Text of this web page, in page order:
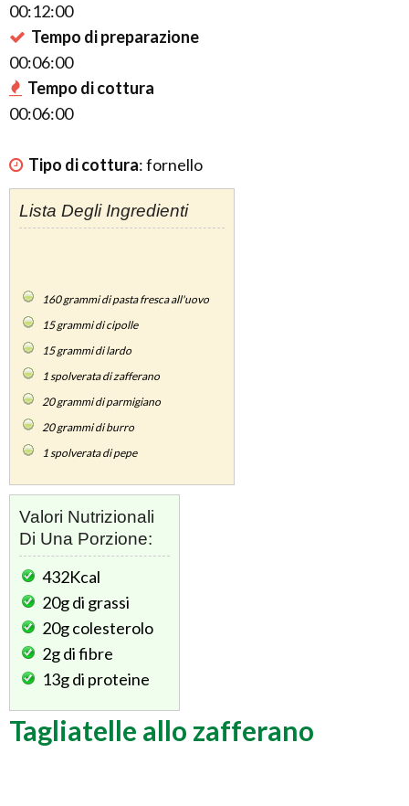
00:12:00
Tempo di preparazione
00:06:00
Tempo di cottura
00:06:00
Tipo di cottura:fornello
Lista Degli Ingredienti
160grammi di pasta fresca all'uovo
15grammi di cipolle
15grammi di lardo
1spolverata di zafferano
20grammi di parmigiano
20grammi di burro
1spolverata di pepe
Valori Nutrizionali
Di Una Porzione:
432Kcal
20gdi grassi
20gcolesterolo
2gdi fibre
13gdi proteine
Tagliatelle allo zafferano